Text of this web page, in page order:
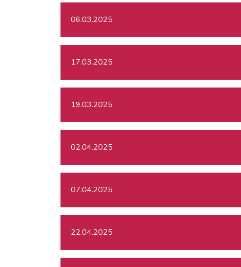
06.03.2025
17.03.2025
19.03.2025
02.04.2025
07.04.2025
22.04.2025